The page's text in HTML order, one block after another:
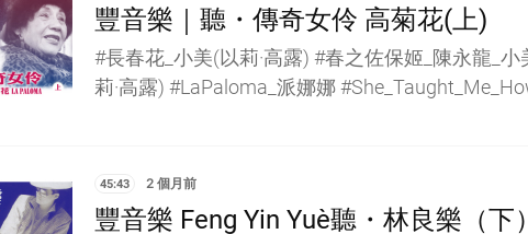
豐音樂｜聽・傳奇女伶 高菊花(上)
#長春花_小美(以莉·高露) #春之佐保姬_陳永龍_
莉·高露) #LaPaloma_派娜娜
45:43 2 個月前
豐音樂 Feng Yin Yue｜聽・林良樂（下）